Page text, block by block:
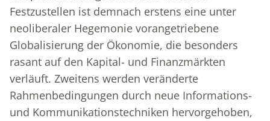
Festzustellen ist demnach erstens eine unter
neoliberaler Hegemonie vorangetriebene
Globalisierung der Ökonomie, die besonders
rasant auf den Kapital- und Finanzmärkten
verläuft. Zweitens werden veränderte
Rahmenbedingungen durch neue Informations-
und Kommunikationstechniken hervorgehoben,